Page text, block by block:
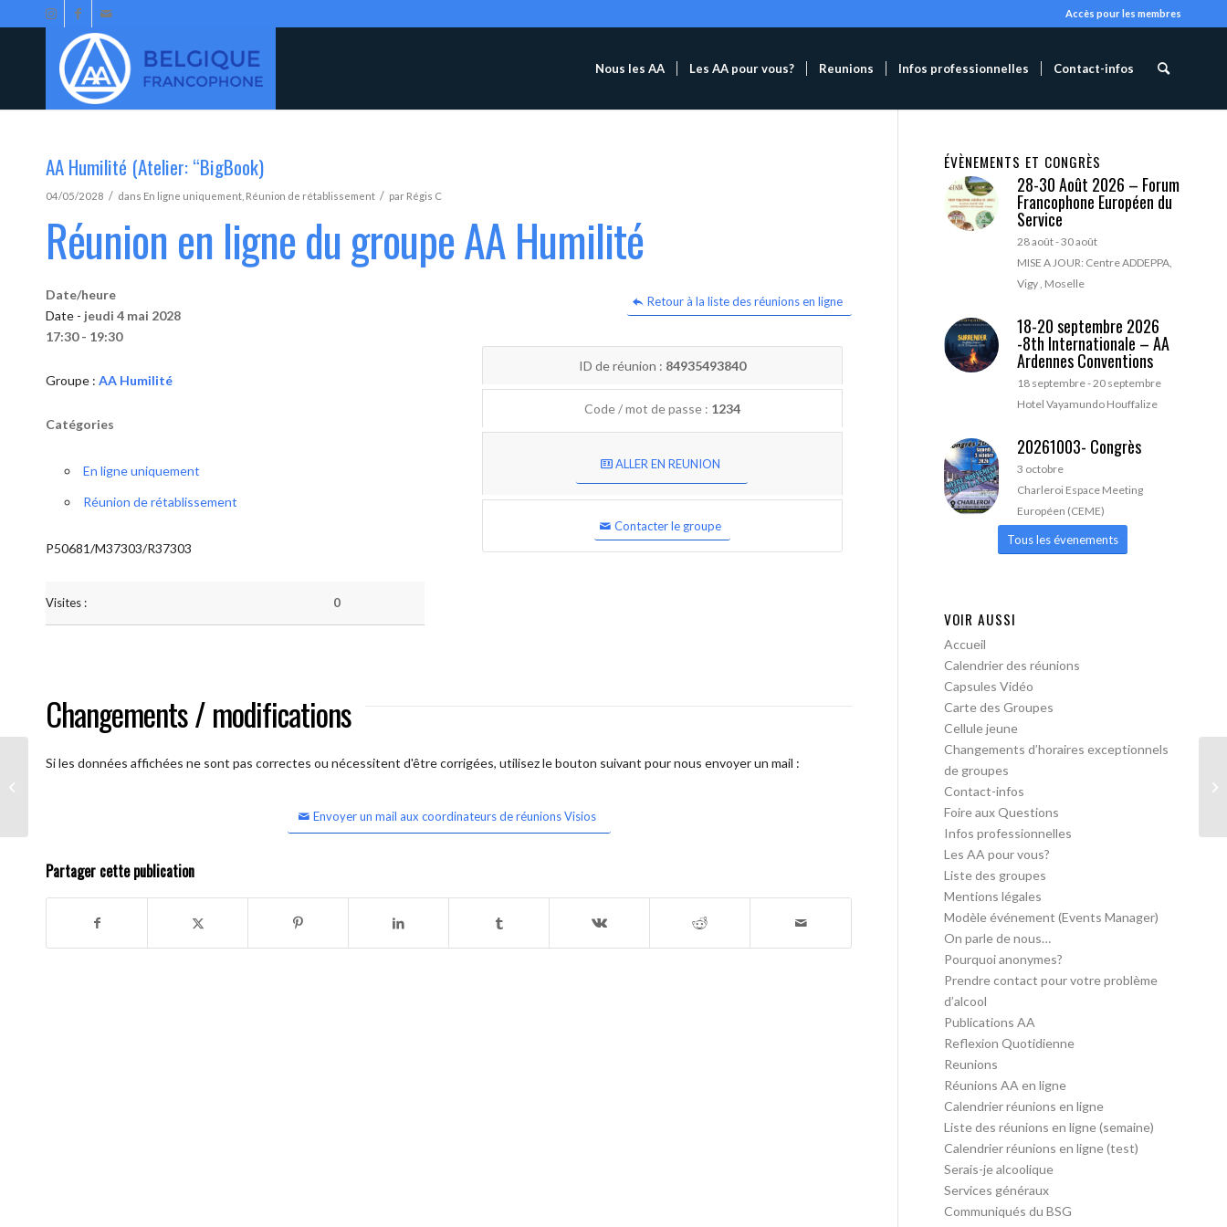
Accès pour les membres
Nous les AA Les AA pour vous? Reunions Infos professionnelles Contact-infos
AA Humilité (Atelier: “BigBook)
04/05/2028 / dans En ligne uniquement Réunion de rétablissement / par Régis C
Réunion en ligne du groupe AA Humilité
Retour à la liste des réunions en ligne
Date/heure
Date - jeudi 4 mai 2028
17:30 - 19:30
Groupe : AA Humilité
Catégories
En ligne uniquement
Réunion de rétablissement
P50681/M37303/R37303
Visites : 0
ID de réunion : 84935493840
Code / mot de passe : 1234
ALLER EN REUNION
Contacter le groupe
Changements / modifications
Si les données affichées ne sont pas correctes ou nécessitent d'être corrigées, utilisez le bouton suivant pour nous envoyer un mail :
Envoyer un mail aux coordinateurs de réunions Visios
Partager cette publication
ÉVÈNEMENTS ET CONGRÈS
28-30 Août 2026 – Forum
Francophone Européen du
Service
28 août-30 août
MISE A JOUR: Centre ADDEPPA,
Vigy , Moselle
18-20 septembre 2026
-8th Internationale – AA
Ardennes Conventions
18 septembre-20 septembre
Hotel Vayamundo Houffalize
20261003- Congrès
3 octobre
Charleroi Espace Meeting
Européen (CEME)
Tous les évenements
VOIR AUSSI
Accueil
Calendrier des réunions
Capsules Vidéo
Carte des Groupes
Cellule jeune
Changements d’horaires exceptionnels
de groupes
Contact-infos
Foire aux Questions
Infos professionnelles
Les AA pour vous?
Liste des groupes
Mentions légales
Modèle événement (Events Manager)
On parle de nous…
Pourquoi anonymes?
Prendre contact pour votre problème
d’alcool
Publications AA
Reflexion Quotidienne
Reunions
Réunions AA en ligne
Calendrier réunions en ligne
Liste des réunions en ligne (semaine)
Calendrier réunions en ligne (test)
Serais-je alcoolique
Services généraux
Communiqués du BSG